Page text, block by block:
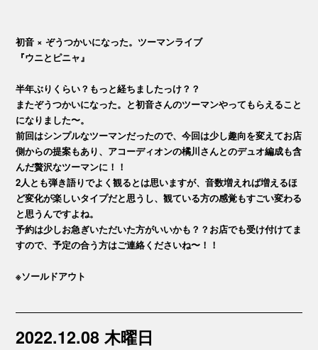
初音 × ぞうつかいになった。ツーマンライブ
『ウニとピニャ』
半年ぶりくらい？もっと経ちましたっけ？？
またぞうつかいになった。と初音さんのツーマンやってもらえること
になりました〜。
前回はシンプルなツーマンだったので、今回は少し趣向を変えてお店
側からの提案もあり、アコーディオンの橘川さんとのデュオ編成も含
んだ贅沢なツーマンに！！
2人とも弾き語りでよく観るとは思いますが、音数増えれば増えるほ
ど変化が楽しいタイプだと思うし、観ている方の感覚もすごい変わる
と思うんですよね。
予約は少しお急ぎいただいた方がいいかも？？お店でも受け付けてま
すので、予定の合う方はご連絡くださいね〜！！
※ソールドアウト
2022.12.08 木曜日